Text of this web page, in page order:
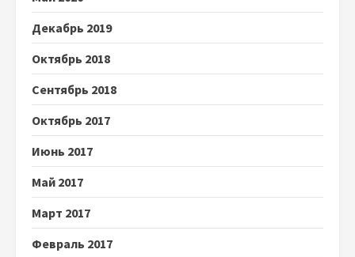
Декабрь 2019
Октябрь 2018
Сентябрь 2018
Октябрь 2017
Июнь 2017
Май 2017
Март 2017
Февраль 2017